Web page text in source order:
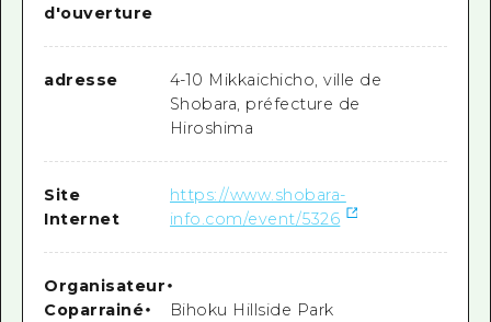
d'ouverture
adresse
4-10 Mikkaichicho, ville de
Shobara, préfecture de
Hiroshima
Site
Internet
https://www.shobara-
info.com/event/5326
Organisateur・
Coparrainé・
Bihoku Hillside Park